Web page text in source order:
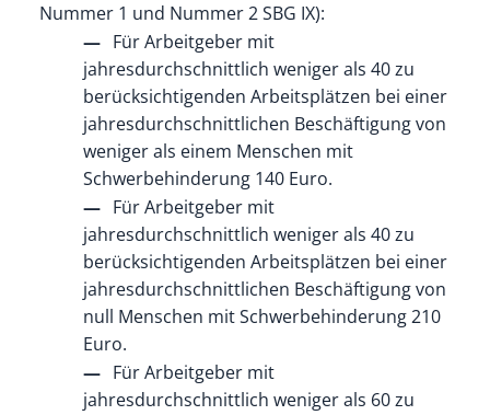
Nummer 1 und Nummer 2 SBG IX):
Für Arbeitgeber mit
jahresdurchschnittlich weniger als 40 zu
berücksichtigenden Arbeitsplätzen bei einer
jahresdurchschnittlichen Beschäftigung von
weniger als einem Menschen mit
Schwerbehinderung 140 Euro.
Für Arbeitgeber mit
jahresdurchschnittlich weniger als 40 zu
berücksichtigenden Arbeitsplätzen bei einer
jahresdurchschnittlichen Beschäftigung von
null Menschen mit Schwerbehinderung 210
Euro.
Für Arbeitgeber mit
jahresdurchschnittlich weniger als 60 zu